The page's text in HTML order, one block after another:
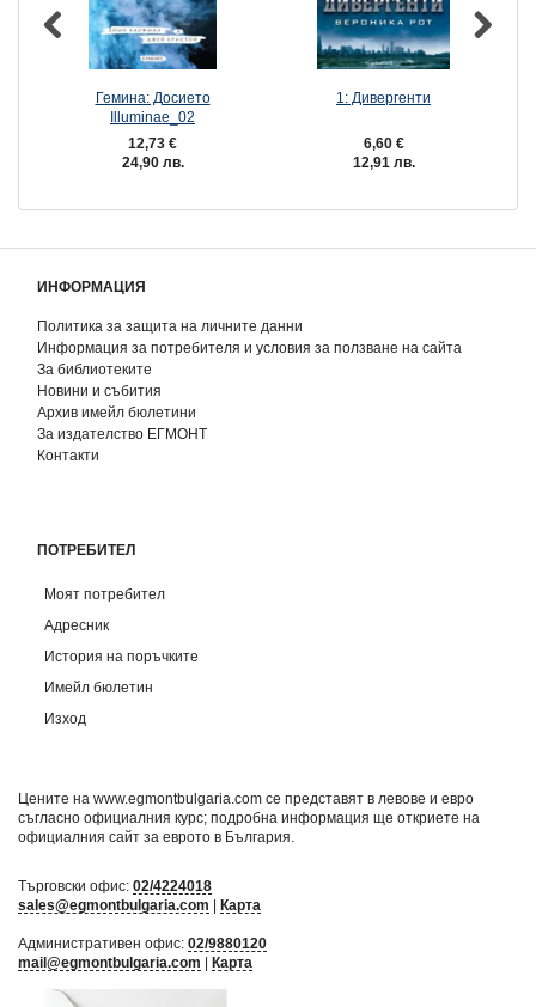
Гемина: Досието
Illuminae_02
12,73 €
24,90 лв.
1: Дивергенти
6,60 €
12,91 лв.
ИНФОРМАЦИЯ
Политика за защита на личните данни
Информация за потребителя и условия за ползване на сайта
За библиотеките
Новини и събития
Архив имейл бюлетини
За издателство ЕГМОНТ
Контакти
ПОТРЕБИТЕЛ
Моят потребител
Адресник
История на поръчките
Имейл бюлетин
Изход
Цените на www.egmontbulgaria.com се представят в левове и евро
съгласно официалния курс; подробна информация ще откриете на
официалния сайт за еврото в България
Търговски офис: 02/4224018
sales@egmontbulgaria.com | Карта
Административен офис: 02/9880120
mail@egmontbulgaria.com | Карта